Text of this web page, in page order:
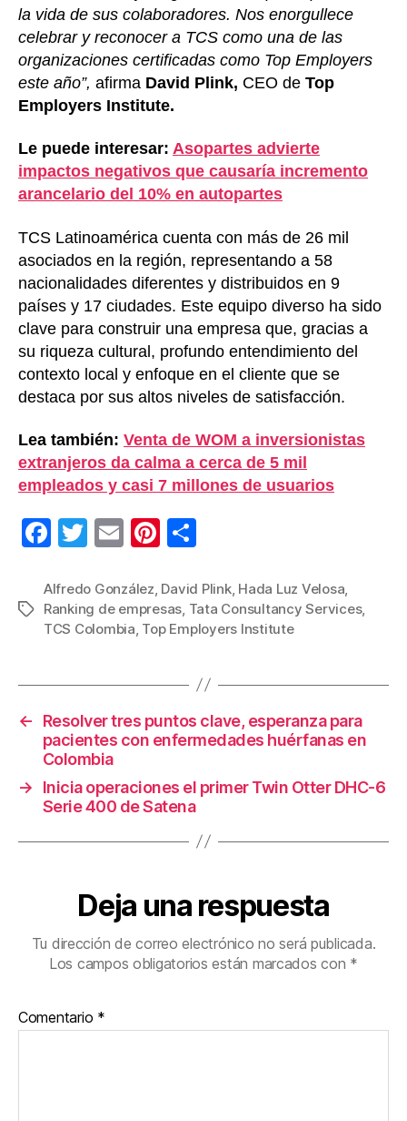
la vida de sus colaboradores. Nos enorgullece
celebrar y reconocer a TCS como una de las
organizaciones certificadas como Top Employers
este año”, afirma David Plink, CEO de Top
Employers Institute.
Le puede interesar: Asopartes advierte
impactos negativos que causaría incremento
arancelario del 10% en autopartes
TCS Latinoamérica cuenta con más de 26 mil
asociados en la región, representando a 58
nacionalidades diferentes y distribuidos en 9
países y 17 ciudades. Este equipo diverso ha sido
clave para construir una empresa que, gracias a
su riqueza cultural, profundo entendimiento del
contexto local y enfoque en el cliente que se
destaca por sus altos niveles de satisfacción.
Lea también: Venta de WOM a inversionistas
extranjeros da calma a cerca de 5 mil
empleados y casi 7 millones de usuarios
F
c
e
o
o
k
T
tt
er
E
ail
Pi
er
e
m
p
tir
Etiquetas
Alfredo González David Plink, Hada Luz Velosa
Ranking de empresas Tata Consultancy Services,
TCS Colombia Top Employers Institute
←
Resolver tres puntos clave, esperanza para
pacientes con enfermedades huérfanas en
Colombia
→
Inicia operaciones el primer Twin Otter DHC-6
Serie 400 de Satena
Deja una respuesta
Tu dirección de correo electrónico no será publicada.
Los campos obligatorios están marcados con *
Comentario *